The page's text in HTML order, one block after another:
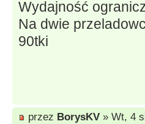
Wydajność
Na dwie
90tki
przez BorysKV » Wt, 4